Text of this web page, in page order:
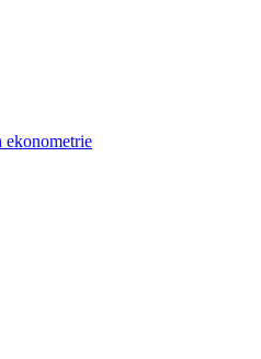
ekonometrie